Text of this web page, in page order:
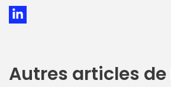
Autres articles de